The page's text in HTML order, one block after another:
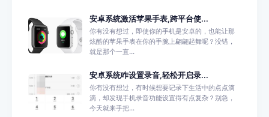
安卓系统激活苹果手表,跨平台使...
你有没有想过，即使你的手机是安卓的，也能让那
炫酷的苹果手表在你的手腕上翩翩起舞呢？没错，
就是那个一直...
安卓系统咋设置录音,轻松开启录...
你有没有想过，有时候想要记录下生活中的点点滴
滴，却发现手机录音功能设置得有点复杂？别急，
今天就来手把...